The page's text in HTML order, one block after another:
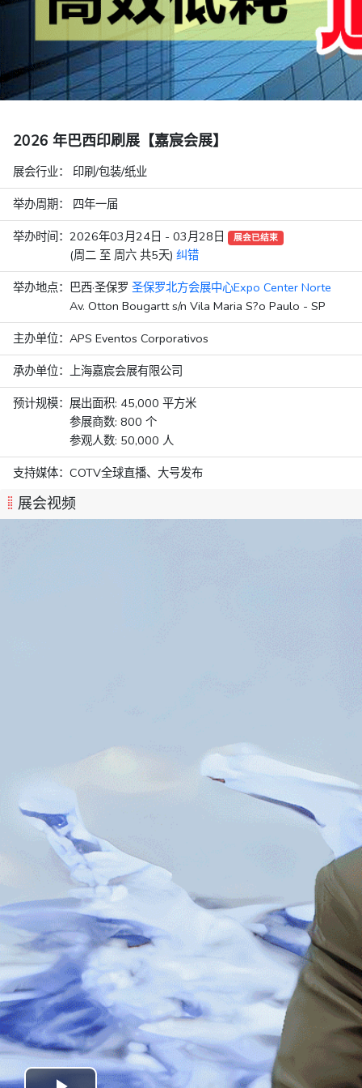
2026 年巴西印刷展【嘉宸会展】
展会行业： 印刷/包装/纸业
举办周期： 四年一届
举办时间： 2026年03月24日 - 03月28日 展会已结束
(周二 至 周六 共5天) 纠错
举办地点： 巴西·圣保罗 圣保罗北方会展中心Expo Center Norte
Av. Otton Bougartt s/n Vila Maria S?o Paulo - SP
主办单位： APS Eventos Corporativos
承办单位： 上海嘉宸会展有限公司
预计规模： 展出面积: 45,000 平方米
参展商数: 800 个
参观人数: 50,000 人
支持媒体： COTV全球直播、大号发布
展会视频